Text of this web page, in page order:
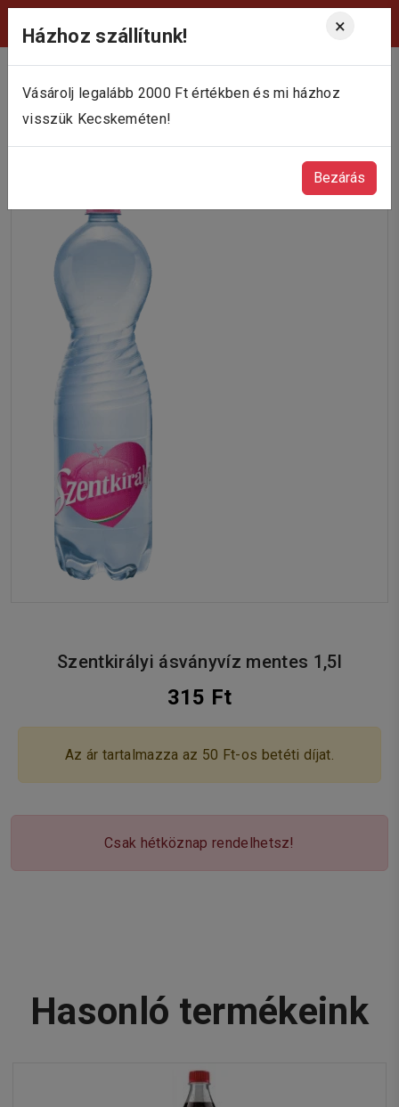
Házhoz szállítunk! ×
Vásárolj legalább 2000 Ft értékben és mi házhoz
visszük Kecskeméten!
Bezárás
Viktória Pékség Kecskemét
Szentkirályi ásványvíz mentes 1,5l
315 Ft
Az ár tartalmazza az 50 Ft-os betéti díjat.
Csak hétköznap rendelhetsz!
Hasonló termékeink